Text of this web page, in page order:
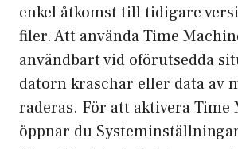
enkel åtkomst till tidigare
filer. Att använda Time
användbart vid oförutsedda
datorn kraschar eller data av
raderas. För att aktivera Time
öppnar du